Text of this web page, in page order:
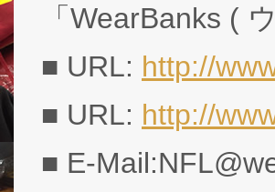
「WearBanks (
■ URL: http://
■ URL: http://
■ E-